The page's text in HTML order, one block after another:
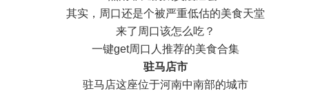
其实，周口还是个被严重低估的美食天堂
来了周口该怎么吃？
一键get周口人推荐的美食合集
驻马店市
驻马店这座位于河南中南部的城市